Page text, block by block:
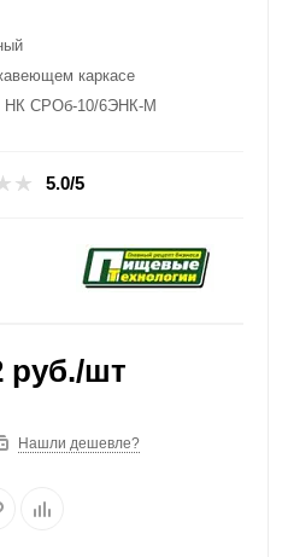
каркасе
НК СРОб-10/6ЭНК-М
5.0/5
руб./шт
Нашли дешевле?